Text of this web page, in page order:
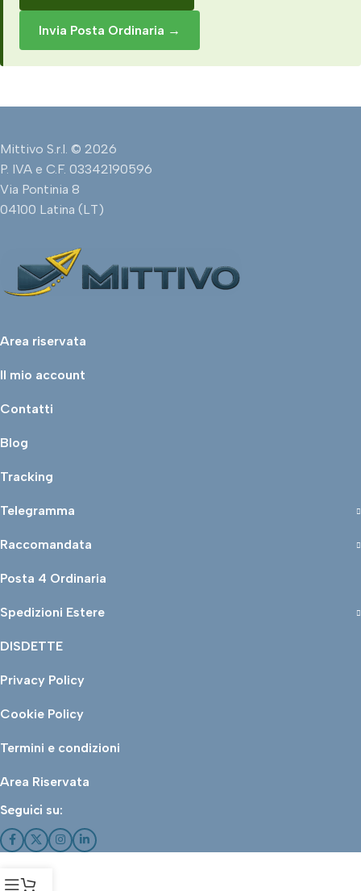
Invia Posta Ordinaria →
Mittivo S.r.l. © 2026
P. IVA e C.F. 03342190596
Via Pontinia 8
04100 Latina (LT)
Area riservata
Il mio account
Contatti
Blog
Tracking
Telegramma
Raccomandata
Posta 4 Ordinaria
Spedizioni Estere
DISDETTE
Privacy Policy
Cookie Policy
Termini e condizioni
Area Riservata
Seguici su: